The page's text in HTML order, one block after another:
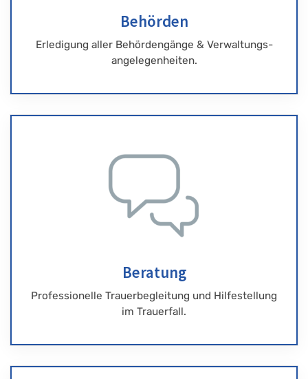
Behörden
Erledigung aller Behördengänge & Verwaltungs-
angelegenheiten.
Beratung
Professionelle Trauerbegleitung und Hilfestellung
im Trauerfall.